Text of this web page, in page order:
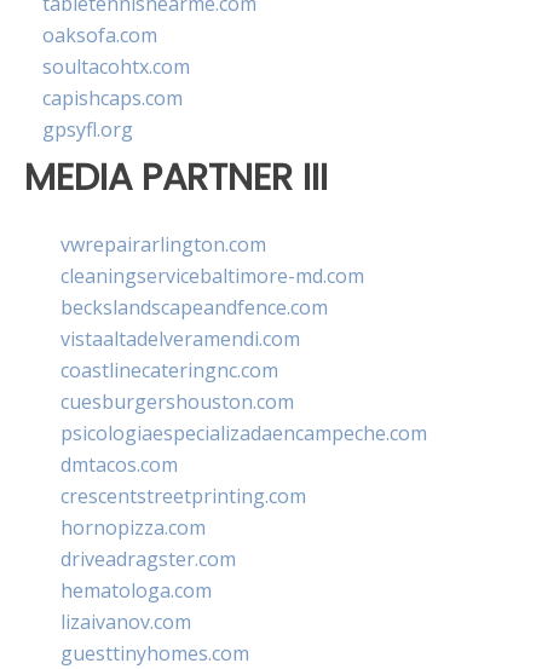
oaksofa.com
soultacohtx.com
capishcaps.com
gpsyfl.org
MEDIA PARTNER III
vwrepairarlington.com
cleaningservicebaltimore-md.com
beckslandscapeandfence.com
vistaaltadelveramendi.com
coastlinecateringnc.com
cuesburgershouston.com
psicologiaespecializadaencampeche.com
dmtacos.com
crescentstreetprinting.com
hornopizza.com
driveadragster.com
hematologa.com
lizaivanov.com
guesttinyhomes.com